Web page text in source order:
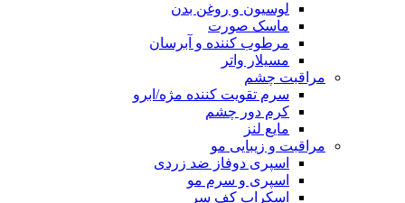
لوسیون و روغن بدن
ماسک صورت
مرطوب کننده و آبرسان
مسیلار واتر
مراقبت چشم
سرم تقویت کننده مژه/ابرو
کرم دور چشم
مایع لنز
مراقبت و زیبایی مو
اسپری دوفاز ضد زردی
اسپری و سرم مو
اسکراب کف سر